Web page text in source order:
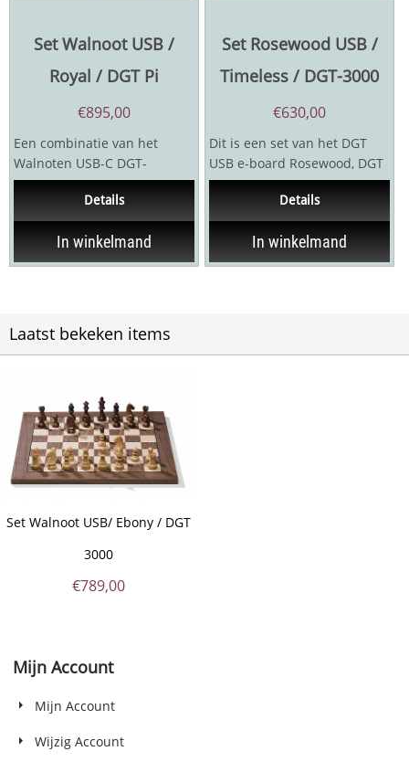
Set Walnoot USB /
Royal / DGT Pi
€895,00
Een combinatie van het
Walnoten USB-C DGT-
schaakbord de Royal
schaakstukken en de DGT
Pi...
Details
In winkelmand
Set Rosewood USB /
Timeless / DGT-3000
€630,00
Dit is een set van het DGT
USB e-board Rosewood, DGT
Royal stukken en een DGT
Details
In winkelmand
Laatst bekeken items
Set Walnoot USB/ Ebony / DGT
3000
€789,00
Mijn Account
Mijn Account
Wijzig Account